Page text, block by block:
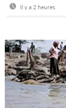
Il y a 2 heures